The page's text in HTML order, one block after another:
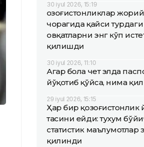
30 iyul 2026, 15:19
Қозоғистонликлар
чорагида қайси
овқатларни энг кўп
қилишди
30 iyul 2026, 11:10
Агар бола чет элда
йўқотиб қўйса, нима
29 iyul 2026, 15:15
Ҳар бир қозоғистонлик
тасини ейди: тухум
статистик маълумотлар
қилинди